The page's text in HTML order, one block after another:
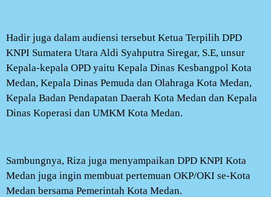
Hadir juga dalam audiensi tersebut Ketua Terpilih DPD
KNPI Sumatera Utara Aldi Syahputra Siregar, S.E, unsur
Kepala-kepala OPD yaitu Kepala Dinas Kesbangpol Kota
Medan, Kepala Dinas Pemuda dan Olahraga Kota Medan,
Kepala Badan Pendapatan Daerah Kota Medan dan Kepala
Dinas Koperasi dan UMKM Kota Medan.
Sambungnya, Riza juga menyampaikan DPD KNPI Kota
Medan juga ingin membuat pertemuan OKP/OKI se-Kota
Medan bersama Pemerintah Kota Medan.